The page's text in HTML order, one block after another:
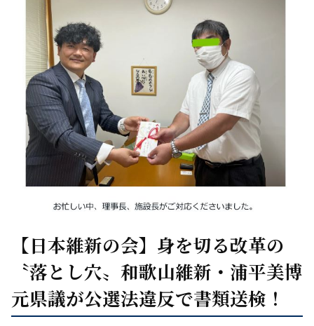
【日本維新の会】身を切る改革の
〝落とし穴〟和歌山維新・浦平美博
元県議が公選法違反で書類送検！